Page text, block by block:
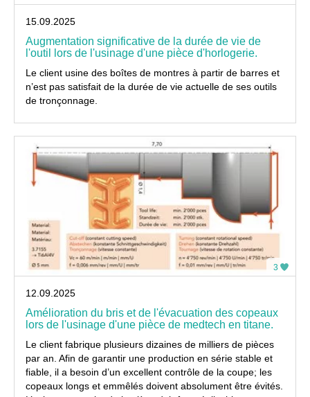
15.09.2025
Augmentation significative de la durée de vie de
l'outil lors de l'usinage d'une pièce d'horlogerie.
Le client usine des boîtes de montres à partir de barres et
n’est pas satisfait de la durée de vie actuelle de ses outils
de tronçonnage.
3
12.09.2025
Amélioration du bris et de l'évacuation des copeaux
lors de l'usinage d'une pièce de medtech en titane.
Le client fabrique plusieurs dizaines de milliers de pièces
par an. Afin de garantir une production en série stable et
fiable, il a besoin d’un excellent contrôle de la coupe; les
copeaux longs et emmêlés doivent absolument être évités.